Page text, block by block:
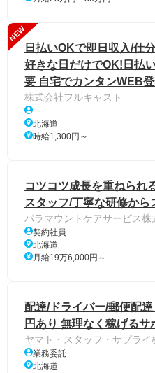
NEW
日払いOKで即日収入/仕
好きな日だけでOK!日払
要 自宅でカンタンWEB
株式会社フルキャスト
北海道
時給1,300円～
コツコツ成長を重ねられ
スタッフ/丁寧な研修か
パラマウントケアサービス株
契約社員
北海道
月給19万6,000円～
配達/ドライバー/郵便配
円あり 無理なく稼げるサ
ヤマト・スタッフ・サプライ
業務委託
北海道